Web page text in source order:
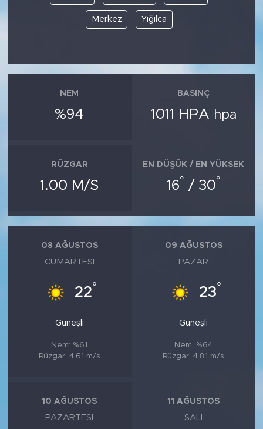
Merkez Yığılca
NEM
%94
BASINÇ
1011 HPA hpa
RÜZGAR
1.00 M/S
EN DÜŞÜK / EN YÜKSEK
16° / 30°
08 AĞUSTOS
CUMARTESI
22°
Güneşli
Nem: %61
Rüzgar: 4.61 m/s
09 AĞUSTOS
PAZAR
23°
Güneşli
Nem: %64
Rüzgar: 4.81 m/s
10 AĞUSTOS
PAZARTESI
11 AĞUSTOS
SALI